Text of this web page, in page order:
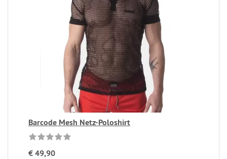
Barcode Mesh Netz-Poloshirt
€ 49,90